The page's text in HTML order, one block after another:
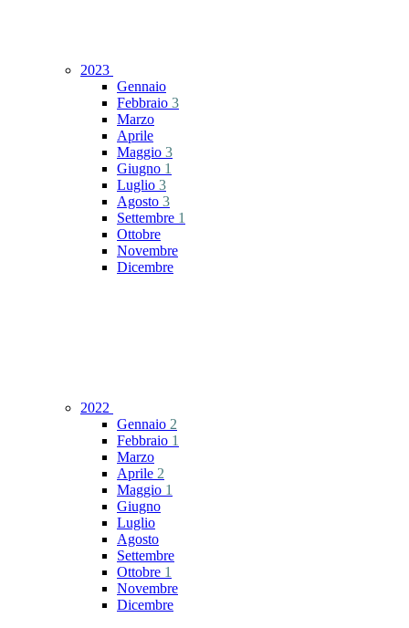
2023
Gennaio
Febbraio 3
Marzo
Aprile
Maggio 3
Giugno 1
Luglio 3
Agosto 3
Settembre 1
Ottobre
Novembre
Dicembre
2022
Gennaio 2
Febbraio 1
Marzo
Aprile 2
Maggio 1
Giugno
Luglio
Agosto
Settembre
Ottobre 1
Novembre
Dicembre